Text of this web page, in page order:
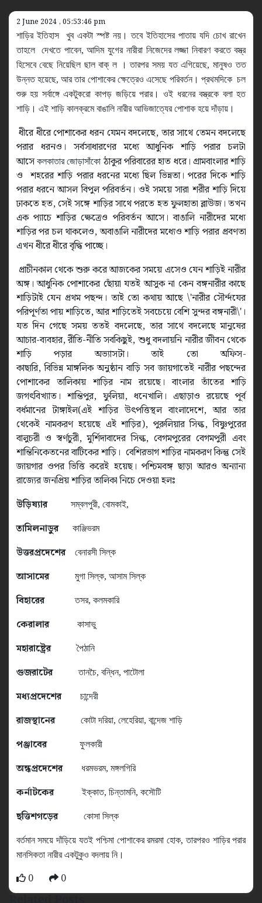
2 June 2024 , 05:53:46 pm
শাড়ির ইতিহাস খুব একটা স্পষ্ট নয়। তবে ইতিহাসের পাতায় যদি চোখ রাখেন
তাহলে দেখতে পাবেন,আদিম যুগের নারীরা নিজেদের লজ্জা নিবারণ করতে বস্ত্র
হিসেবে বেছে নিয়েছিল ছালবাক্ ল । তারপর সময় যত এগিয়েছে, মানুষও তত
উন্নত হয়েছে,আর তার পোশাকের ক্ষেত্রেও এসেছে পরিবর্তন। প্রথমদিকে চল
শুরু হয় সর্বাঙ্গে একটুকরো কাপড় জড়িয়ে পরার। ওই ধরনের বস্ত্রকে বলা হত
শাড়ি। এই শাড়ি কালক্রমে বাঙালি নারীর আভিজাত্যের পোশাক হয়ে দাঁড়ায়।
ধীরে ধীরে পোশাকের ধরন যেমন বদলেছে, তার সাথে তেমন বদলেছে
পরার ধরনও। সর্বসাধারণের মধ্যে আধুনিক শাড়ি পরার চলটা
আসে কলকাতার জোড়াসাঁকো ঠাকুর পরিবারের হাত ধরে। গ্রামবাংলার শাড়ি
ও শহরের শাড়ি পরার ধরনের মধ্যে ছিল ভিন্নতা। পরের দিকে শাড়ি
পরার ধরনে আসল বিপুল পরিবর্তন। ওই সময়ে সারা শরীর শাড়ি দিয়ে
ঢাকতে হত,সেই সঙ্গে শাড়ির সাথে পরতে হত ফুলহাতা ব্লাউজ। তখন
এক প্যাচে শাড়ির ক্ষেত্রেও পরিবর্তন আসে। বাঙালি নারীদের মধ্যে
শাড়ির পর চল থাকলেও,অবাঙালি নারীদের মধ্যেও শাড়ি পরারপ্রবণতা
এখন ধীরে ধীরে বৃদ্ধি পাচ্ছে।
প্রাচীনকাল থেকে শুরু করে আজকের সময়ে এসেও যেন শাড়িই নারীর
অঙ্গ। আধুনিক পোশাকের ছোঁয়া যতই আসুক না কেন বঙ্গনারীর কাছে
শাড়িটাই যেন প্রথম পছন্দ। তাই তো কথায় আছে \'নারীর সৌর্ন্দযের
পরিপূর্ণতা পায় শাড়িতে,আর শাড়িতেই সবচেয়ে বেশি সুন্দর বঙ্গনারী\' ।
যত দিন গেছে সময় ততই বদলেছে, তার সাথে বদলেছে মানুষের
আচার-ব্যবহার,রীতি-নীতি সবকিছুই, শুধু বদলায়নি নারীর জীবন থেকে
শাড়ি পড়ার অভ্যাসটা।
তাই তো অফিস-
কাছারি, বিভিন্ন মাঙ্গলিক অনুষ্ঠান বাড়ি সব জায়গাতেই নারীর পছন্দের
পোশাকের তালিকায় শাড়ির নাম রয়েছে। বাংলার তাঁতের শাড়ি
জগৎবিখ্যাত। শান্তিপুর, ফুলিয়া, ধনেখালি। এছাড়াও রয়েছে পূর্ব
বর্ধমানের টাঙ্গাইল(এই শাড়ির উৎপত্তিস্থল বাংলাদেশে,আর তার
থেকেই নামকরণ হয়েছে এই শাড়ির), পুরুলিয়ার সিল্ক,বিষ্ণুপুরের
বালুচরী ও স্বর্ণচুরী,মুর্শিদাবাদের সিল্ক,বেগমপুরের বেগমপুরী এবং
শান্তিনিকেতনের বাটিকের শাড়ি। বেশিরভাগ শাড়ির নামকরণ কিন্তু সেই
জায়গার ওপর ভিত্তি করেই হয়েছ। পশ্চিমবঙ্গ ছাড়া আরও অন্যান্য
রাজ্যের জনপ্রিয় শাড়ির তালিকা নিচে দেওয়া হল
উড়িষ্যার
সম্বলপুরী, বোমকাই,
তামিলনাডুর কাঞ্জিভরম
উত্তরপ্রদেশের বেনারসী সিল্ক
আসামের মুগা সিল্ক, আসাম সিল্ক
বিহারের তসর, কলমকারি
কেরালার কাসাভু
মহারাষ্ট্রের পৈঠানি
গুজরাটের তানচৈ, বন্ধিন, পাটোলা
মধ্যপ্রদেশের চান্দেরী
রাজস্থানের কোটা দরিয়া, লেহেরিয়া, বান্দেজ শাড়ি
পঞ্জাবের ফুলকারী
অন্ধপ্রদেশের ধরমভরম, মঙ্গলগিরি
কর্নাটকের ইক্কাত, চিন্তামনি, কসৌটি
ছত্তিশগড়ের কোসা সিল্ক
বর্তমান সময়ে দাঁড়িয়ে যতই পশ্চিমপোশাকেররমরমা হোক,তারপরও শাড়ির পরার
মানসিকতা নারীর একটুকুও বদলায় নি।
0 0